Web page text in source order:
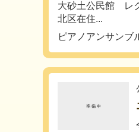
大砂土公民館 レ
北区在住...
ピアノアンサンブ